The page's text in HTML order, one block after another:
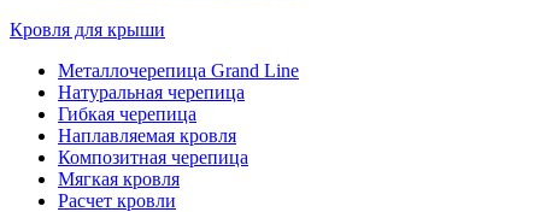
Кровля для крыши
Металлочерепица Grand Line
Натуральная черепица
Гибкая черепица
Наплавляемая кровля
Композитная черепица
Мягкая кровля
Расчет кровли